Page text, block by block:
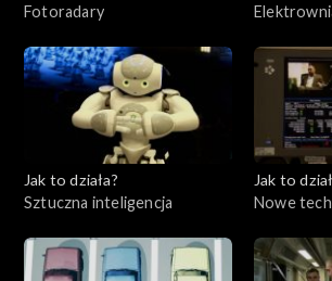
Fotoradary
Jak to działa?
Sztuczna inteligencja
Jak to
Nowe